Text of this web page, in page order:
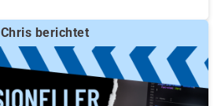
Chris berichtet